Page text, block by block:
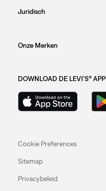
Juridisch
Onze Merken
DOWNLOAD DE LEVI'S® APP
Cookie Preferences
Sitemap
Privacybeleid